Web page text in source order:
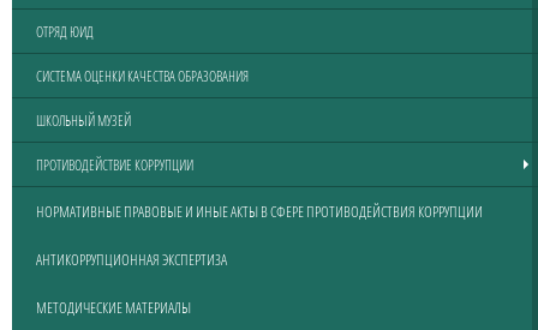
ОТРЯД ЮИД
СИСТЕМА ОЦЕНКИ КАЧЕСТВА ОБРАЗОВАНИЯ
ШКОЛЬНЫЙ МУЗЕЙ
ПРОТИВОДЕЙСТВИЕ КОРРУПЦИИ
НОРМАТИВНЫЕ ПРАВОВЫЕ И ИНЫЕ АКТЫ В СФЕРЕ ПРОТИВОДЕЙСТВИЯ КОРРУПЦИИ
АНТИКОРРУПЦИОННАЯ ЭКСПЕРТИЗА
МЕТОДИЧЕСКИЕ МАТЕРИАЛЫ